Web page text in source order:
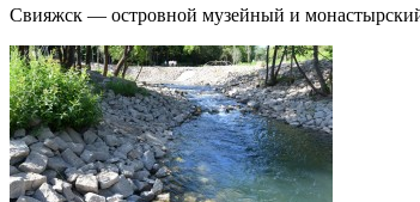
Свияжск — островной музейный и